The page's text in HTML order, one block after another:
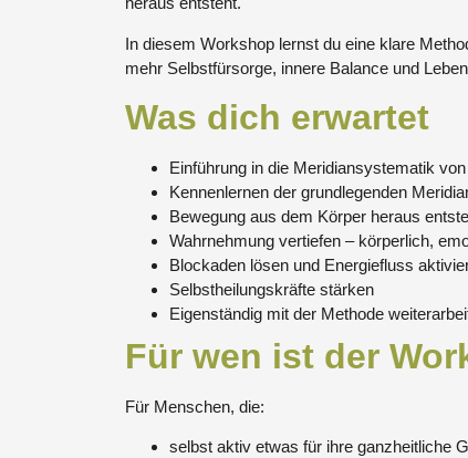
In diesem Workshop lernst du eine klare
mehr Selbstfürsorge, innere Balance und
Was dich erwartet
Einführung in die Meridiansystematik
Kennenlernen der grundlegenden
Bewegung aus dem Körper heraus
Wahrnehmung vertiefen – körperlich,
Blockaden lösen und Energiefluss
Selbstheilungskräfte stärken
Eigenständig mit der Methode
Für wen ist der
Für Menschen, die:
selbst aktiv etwas für ihre ganzheitliche